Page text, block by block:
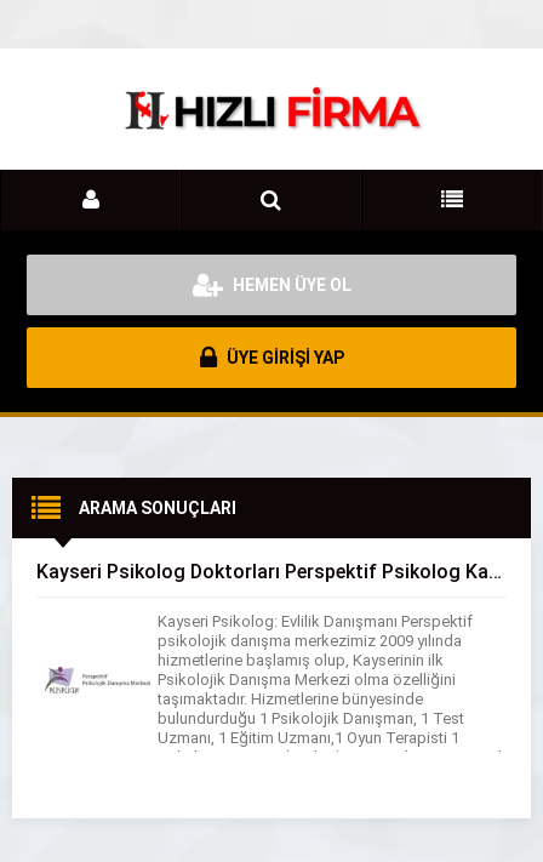
HEMEN ÜYE OL
ÜYE GİRİŞİ YAP
ARAMA SONUÇLARI
Kayseri Psikolog Doktorları Perspektif Psikolog Kayseri
Kayseri Psikolog: Evlilik Danışmanı Perspektif
psikolojik danışma merkezimiz 2009 yılında
hizmetlerine başlamış olup, Kayserinin ilk
Psikolojik Danışma Merkezi olma özelliğini
taşımaktadır. Hizmetlerine bünyesinde
bulundurduğu 1 Psikolojik Danışman, 1 Test
Uzmanı, 1 Eğitim Uzmanı,1 Oyun Terapisti 1
Hukuk Danışmanı (Avukat) ve 1 Yardımcı Personel
Danışma […]